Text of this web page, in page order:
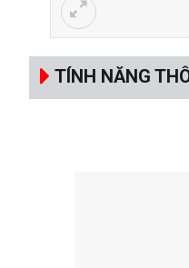
TÍNH NĂNG